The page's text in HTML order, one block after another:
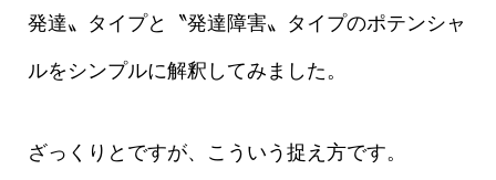
発達〟タイプと〝発達障害〟タイプのポテンシャ
ルをシンプルに解釈してみました。
ざっくりとですが、こういう捉え方です。